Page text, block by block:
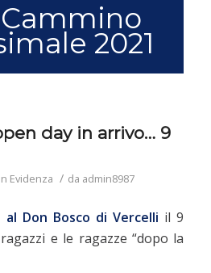
2021
day in arrivo… 9
In Evidenza / da admin8987
Don Bosco di Vercelli il 9
e le ragazze “dopo la